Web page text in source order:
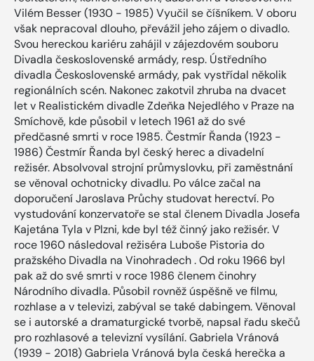
Vilém Besser (1930 - 1985) Vyučil se číšníkem. V oboru
však nepracoval dlouho, převážil jeho zájem o divadlo.
Svou hereckou kariéru zahájil v zájezdovém souboru
Divadla československé armády, resp. Ústředního
divadla Československé armády, pak vystřídal několik
regionálních scén. Nakonec zakotvil zhruba na dvacet
let v Realistickém divadle Zdeňka Nejedlého v Praze na
Smíchově, kde působil v letech 1961 až do své
předčasné smrti v roce 1985. Čestmír Řanda (1923 -
1986) Čestmír Řanda byl český herec a divadelní
režisér. Absolvoval strojní průmyslovku, při zaměstnání
se věnoval ochotnicky divadlu. Po válce začal na
doporučení Jaroslava Průchy studovat herectví. Po
vystudování konzervatoře se stal členem Divadla Josefa
Kajetána Tyla v Plzni, kde byl též činný jako režisér. V
roce 1960 následoval režiséra Luboše Pistoria do
pražského Divadla na Vinohradech . Od roku 1966 byl
pak až do své smrti v roce 1986 členem činohry
Národního divadla. Působil rovněž úspěšně ve filmu,
rozhlase a v televizi, zabýval se také dabingem. Věnoval
se i autorské a dramaturgické tvorbě, napsal řadu skečů
pro rozhlasové a televizní vysílání. Gabriela Vránová
(1939 - 2018) Gabriela Vránová byla česká herečka a